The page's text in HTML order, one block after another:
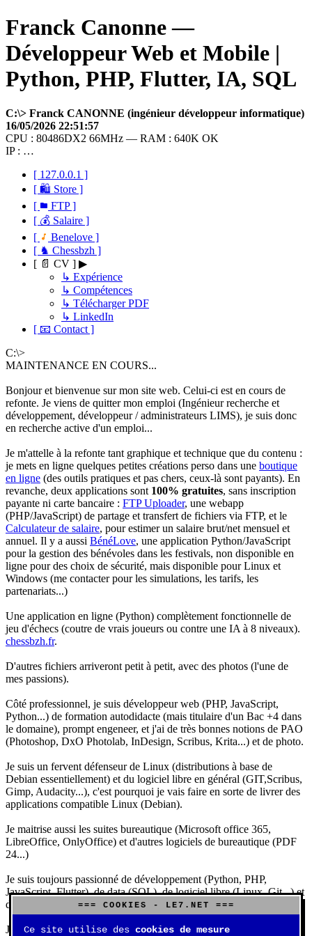
Franck Canonne —
Développeur Web et Mobile |
Python, PHP, Flutter, IA, SQL
C:\> Franck CANONNE (ingénieur développeur informatique)
16/05/2026 22:51:57
CPU : 80486DX2 66MHz — RAM : 640K OK
IP : …
[ 127.0.0.1 ]
[ 🛍 Store ]
[
FTP ]
[ 💰 Salaire ]
[
Benelove ]
[ ♞ Chessbzh ]
[ 📄 CV ] ▶
↳ Expérience
↳ Compétences
↳ Télécharger PDF
↳ LinkedIn
[ 📧 Contact ]
C:\>
MAINTENANCE EN COURS...
Bonjour et bienvenue sur mon site web. Celui-ci est en cours de
refonte. Je viens de quitter mon emploi (Ingénieur recherche et
développement, développeur / administrateurs LIMS), je suis donc
en recherche active d'un emploi...
Je m'attelle à la refonte tant graphique et technique que du contenu :
je mets en ligne quelques petites créations perso dans une boutique
en ligne (des outils pratiques et pas chers, ceux-là sont payants). En
revanche, deux applications sont 100% gratuites, sans inscription
payante ni carte bancaire : FTP Uploader, une webapp
(PHP/JavaScript) de partage et transfert de fichiers via FTP, et le
Calculateur de salaire, pour estimer un salaire brut/net mensuel et
annuel. Il y a aussi BénéLove, une application Python/JavaScript
pour la gestion des bénévoles dans les festivals, non disponible en
ligne pour des choix de sécurité, mais disponible pour Linux et
Windows (me contacter pour les simulations, les tarifs, les
partenariats...)
Une application en ligne (Python) complètement fonctionnelle de
jeu d'échecs (coutre de vrais joueurs ou contre une IA à 8 niveaux).
chessbzh.fr.
D'autres fichiers arriveront petit à petit, avec des photos (l'une de
mes passions).
Côté professionnel, je suis développeur web (PHP, JavaScript,
Python...) de formation autodidacte (mais titulaire d'un Bac +4 dans
le domaine), prompt engeneer, et j'ai de très bonnes notions de PAO
(Photoshop, DxO Photolab, InDesign, Scribus, Krita...) et de photo.
Je suis un fervent défenseur de Linux (distributions à base de
Debian essentiellement) et du logiciel libre en général (GIT,Scribus,
Gimp, Audacity...), c'est pourquoi je vais faire en sorte de livrer des
applications compatible Linux (Debian).
Je maitrise aussi les suites bureautique (Microsoft office 365,
LibreOffice, OnlyOffice) et d'autres logiciels de bureautique (PDF
24...)
Je suis toujours passionné de développement (Python, PHP,
JavaScript, Flutter), de data (SQL), de logiciel libre (Linux, Git...) et
d'IA (principalement Claude et DeepSeek).
J'aime jouer, surtout aux jeux de sociétés (Risk, Uno, Scrabble...),
=== COOKIES - LE7.NET ===
Ce site utilise des cookies de mesure